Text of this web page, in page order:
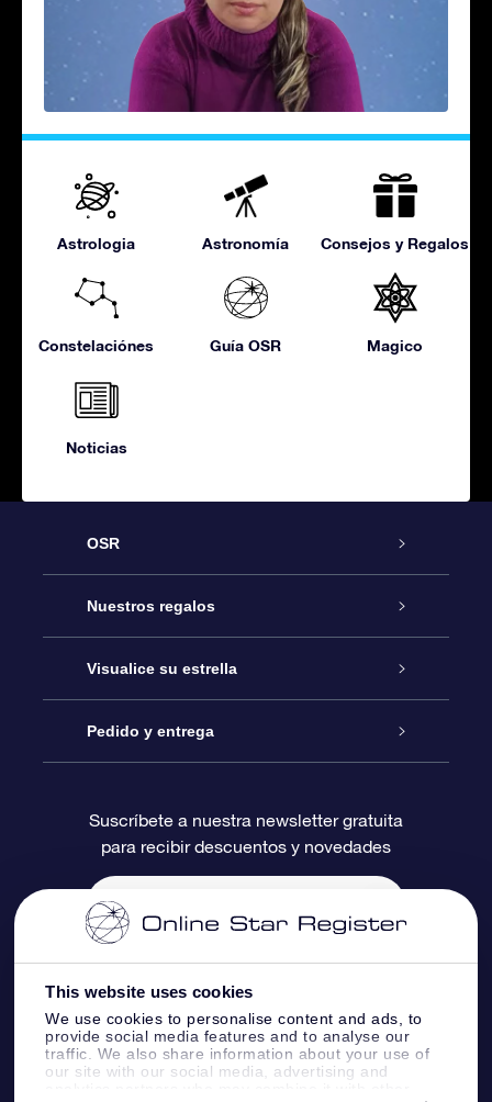
This website uses cookies
We use cookies to personalise content and ads, to
provide social media features and to analyse our
traffic. We also share information about your use of
our site with our social media, advertising and
Astrologia Astronomía Consejos y Regalos
Constelaciónes Guía OSR Magico
Noticias
OSR
Atención
Contáctanos
Blog
Reseñas
Nuestros regalos
Regalo Estrella Online
Paquete de Regalo OSR
Tarjeta de Regalo OSR
Regalos empresariales
Visualice su estrella
Registro estelar
Página de Estrella Personalizada
Un Millón de Estrellas
Aplicación de RV Llévame a las estrellas
Pedido y entrega
Información de Pago
Información de Envío
Constelaciones
Suscríbete a nuestra newsletter gratuita
para recibir descuentos y novedades